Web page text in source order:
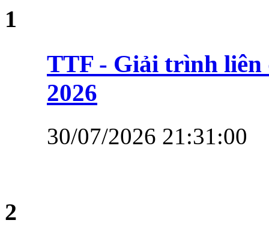
1
TTF - Giải trình liên
2026
30/07/2026 21:31:00
2